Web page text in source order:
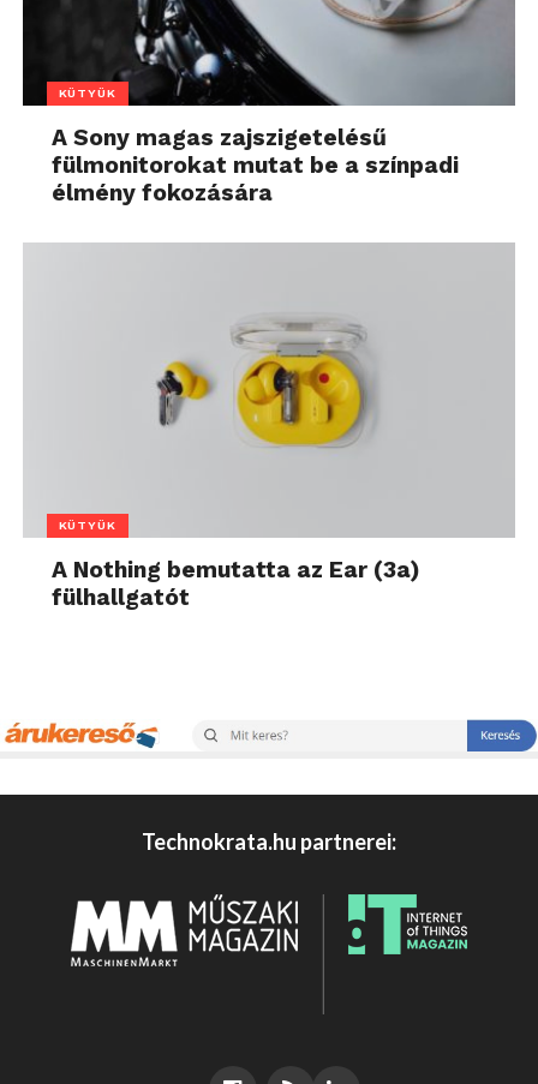
KÜTYÜK
A Sony magas zajszigetelésű
fülmonitorokat mutat be a színpadi
élmény fokozására
KÜTYÜK
A Nothing bemutatta az Ear (3a)
fülhallgatót
Technokrata.hu partnerei: